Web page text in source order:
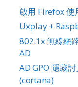
啟用 Firefox 使
Uxplay +
802.1x 無線網
AD
AD GPO 隱藏
(cortana)